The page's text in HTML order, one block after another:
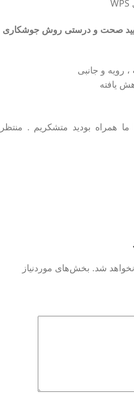
صحت و درستی روش جوشکاری
، رویه و جانبی
یافته
ما همراه بودید متشکریم . منتظر
شد. بخش‌های موردنیاز